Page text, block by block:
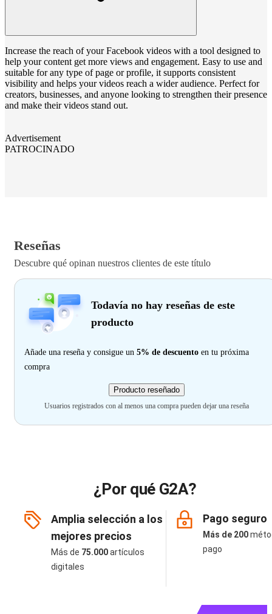
Increase the reach of your Facebook videos with a tool designed to
help your content get more views and engagement. Easy to use and
suitable for any type of page or profile, it supports consistent
visibility and helps your videos reach a wider audience. Perfect for
creators, businesses, and anyone looking to strengthen their presence
and make their videos stand out.
Advertisement
PATROCINADO
Reseñas
Descubre qué opinan nuestros clientes de este título
Todavía no hay reseñas de este
producto
Añade una reseña y consigue un 5% de descuento en tu próxima
compra
Producto reseñado
Usuarios registrados con al menos una compra pueden dejar una reseña
¿Por qué G2A?
Amplia selección a los
mejores precios
Más de 75.000artículos
digitales
Pago seguro
Más de 200
pago